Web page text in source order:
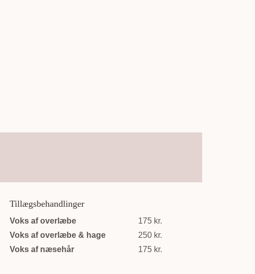
Tillægsbehandlinger
Voks af overlæbe
Voks af overlæbe & hage
Voks af næsehår
175 kr.
250 kr.
175 kr.